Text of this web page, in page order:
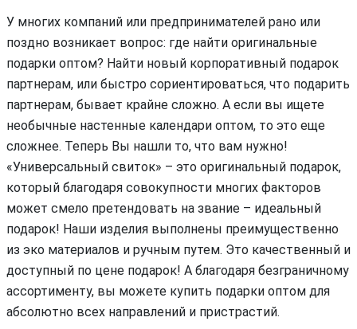
У многих компаний или предпринимателей рано или
поздно возникает вопрос: где найти оригинальные
подарки оптом? Найти новый корпоративный подарок
партнерам, или быстро сориентироваться, что подарить
партнерам, бывает крайне сложно. А если вы ищете
необычные настенные календари оптом, то это еще
сложнее. Теперь Вы нашли то, что вам нужно!
«Универсальный свиток» – это оригинальный подарок,
который благодаря совокупности многих факторов
может смело претендовать на звание – идеальный
подарок! Наши изделия выполнены преимущественно
из эко материалов и ручным путем. Это качественный и
доступный по цене подарок! А благодаря безграничному
ассортименту, вы можете купить подарки оптом для
абсолютно всех направлений и пристрастий.